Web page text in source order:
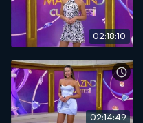
02:18:10
02:14:49